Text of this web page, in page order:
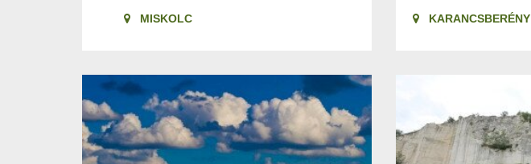
MISKOLC KARANCSBERÉNY